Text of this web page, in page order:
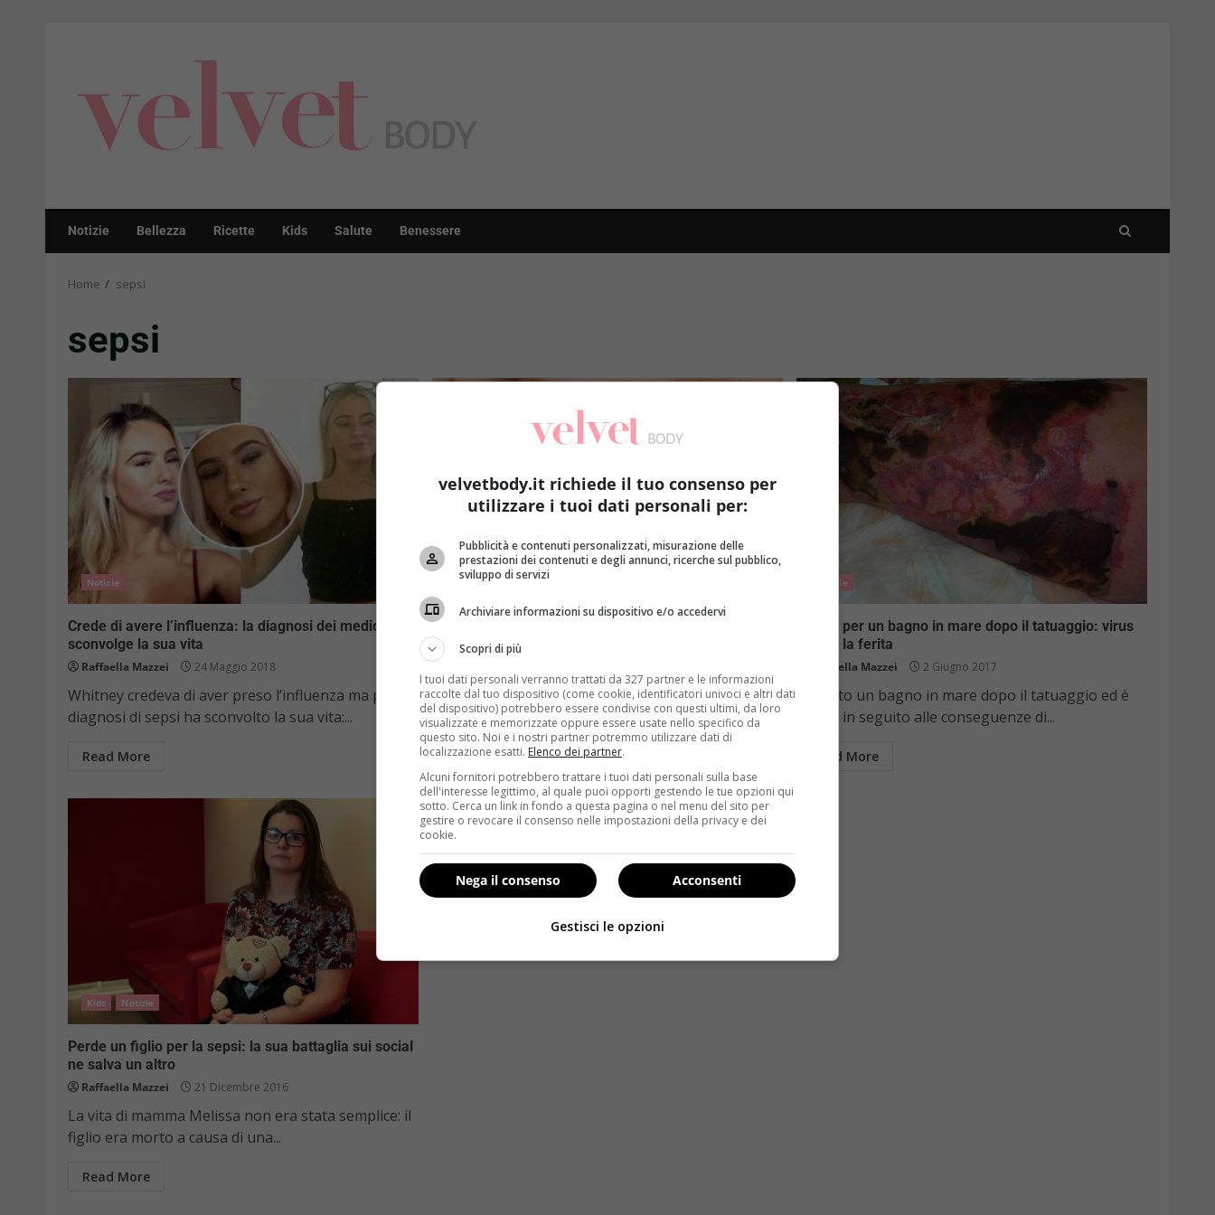
Notizie Bellezza Ricette Kids Salute Benessere
Home sepsi
sepsi
Notizie
Crede di avere l’influenza: la diagnosi dei medici
sconvolge la sua vita
Raffaella Mazzei 24 Maggio 2018
Whitney credeva di aver preso l’influenza ma poi la
diagnosi di sepsi ha sconvolto la sua vita:...
Read More
Benessere
Si tira le pellicine da un dito: rischia di morire
Raffaella Mazzei
Un ragazzo ha rischiato la vita a causa di un vizio
che accumuna milioni di persone: si...
Read More
Notizie
Muore per un bagno in mare dopo il tatuaggio: virus
infetta la ferita
Raffaella Mazzei 2 Giugno 2017
Ha fatto un bagno in mare dopo il tatuaggio ed è
morto in seguito alle conseguenze di...
Read More
Kids Notizie
Perde un figlio per la sepsi: la sua battaglia sui social
ne salva un altro
Raffaella Mazzei 21 Dicembre 2016
La vita di mamma Melissa non era stata semplice: il
figlio era morto a causa di una...
Read More
velvetbody.it richiede il tuo consenso per
utilizzare i tuoi dati personali per:
Pubblicità e contenuti personalizzati, misurazione delle
prestazioni dei contenuti e degli annunci, ricerche sul pubblico,
sviluppo di servizi
Archiviare informazioni su dispositivo e/o accedervi
Scopri di più
I tuoi dati personali verranno trattati da 327 partner e le informazioni
raccolte dal tuo dispositivo (come cookie, identificatori univoci e altri dati
del dispositivo) potrebbero essere condivise con questi ultimi, da loro
visualizzate e memorizzate oppure essere usate nello specifico da
questo sito. Noi e i nostri partner potremmo utilizzare dati di
localizzazione esatti. Elenco dei partner.
Alcuni fornitori potrebbero trattare i tuoi dati personali sulla base
dell'interesse legittimo, al quale puoi opporti gestendo le tue opzioni qui
sotto. Cerca un link in fondo a questa pagina o nel menu del sito per
gestire o revocare il consenso nelle impostazioni della privacy e dei
cookie.
Acconsenti
Nega il consenso
Gestisci le opzioni